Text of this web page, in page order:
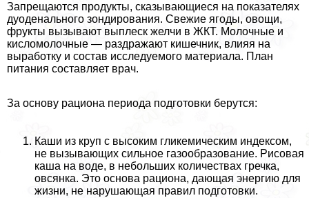
Запрещаются продукты, сказывающиеся на показателях
дуоденального зондирования. Свежие ягоды, овощи,
фрукты вызывают выплеск желчи в ЖКТ. Молочные и
кисломолочные — раздражают кишечник, влияя на
выработку и состав исследуемого материала. План
питания составляет врач.
За основу рациона периода подготовки берутся:
Каши из круп с высоким гликемическим индексом,
не вызывающих сильное газообразование. Рисовая
каша на воде, в небольших количествах гречка,
овсянка. Это основа рациона, дающая энергию для
жизни, не нарушающая правил подготовки.